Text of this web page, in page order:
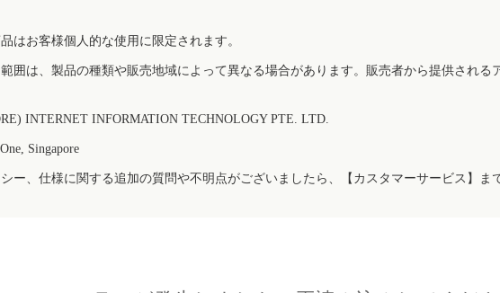
はお客様個人的な使用に限定されます。
囲は、製品の種類や販売地域によって異なる場合があります。販売者から提供され
INTERNET INFORMATION TECHNOLOGY PTE. LTD.
Singapore
ー、仕様に関する追加の質問や不明点がございましたら、【カスタマーサービス】